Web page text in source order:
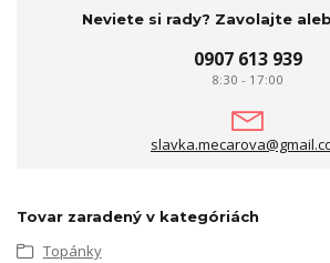
Neviete si rady? Zavolajte
0907 613 939
8:30 - 17:00
Tovar zaradený v kategóriách
Topánky